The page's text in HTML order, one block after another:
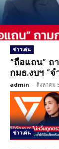
ข่าวเด่น
“ถือแถน” ถ
กมธ.งบฯ “
admin - สิงหาคม
ข่าวเด่น